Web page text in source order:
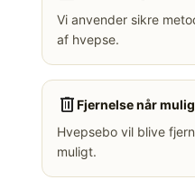
Vi anvender sikre
af hvepse.
deleteFjernelse når
Hvepsebo vil blive
muligt.